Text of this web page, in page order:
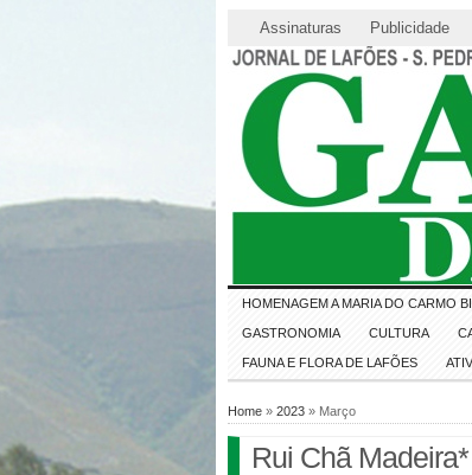
Assinaturas Publicidade
HOMENAGEM A MARIA DO CARMO
GASTRONOMIA CULTURA
FAUNA E FLORA DE LAFÕES
Home » 2023 » Março
Rui Chã Madeira*